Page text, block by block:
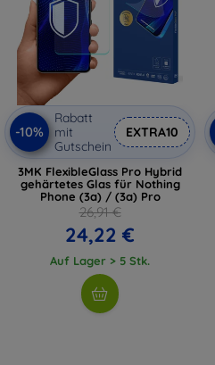
-10%
Rabatt
mit
Gutschein
EXTRA10
3MK FlexibleGlass Pro Hybrid
gehärtetes Glas für Nothing
Phone (3a) / (3a) Pro
26,91 €
24,22 €
Auf Lager > 5 Stk.